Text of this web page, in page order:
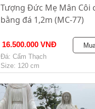
Tượng Đức Mẹ Mân Côi
bằng đá 1,2m (MC-77)
16.500.000 VNĐ
Đá: Cẩm Thạch
Size: 120 cm